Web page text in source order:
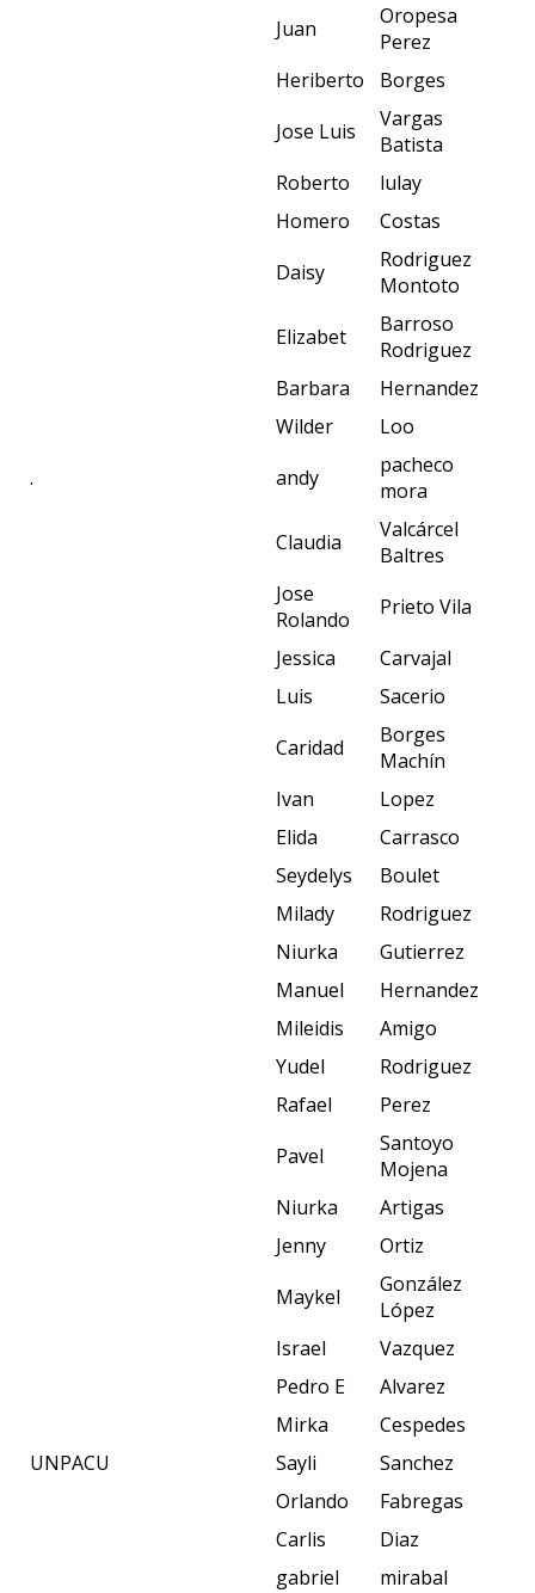
Juan
Oropesa
Perez
Heriberto
Borges
Jose Luis
Vargas
Batista
Roberto
lulay
Homero
Costas
Daisy
Rodriguez
Montoto
Elizabet
Barroso
Rodriguez
Barbara
Hernandez
Wilder
Loo
.
andy
pacheco
mora
Claudia
Valcárcel
Baltres
Jose
Rolando
Prieto Vila
Jessica
Carvajal
Luis
Sacerio
Caridad
Borges
Machín
Ivan
Lopez
Elida
Carrasco
Seydelys
Boulet
Milady
Rodriguez
Niurka
Gutierrez
Manuel
Hernandez
Mileidis
Amigo
Yudel
Rodriguez
Rafael
Perez
Pavel
Santoyo
Mojena
Niurka
Artigas
Jenny
Ortiz
Maykel
González
López
Israel
Vazquez
Pedro E
Alvarez
Mirka
Cespedes
UNPACU
Sayli
Sanchez
Orlando
Fabregas
Carlis
Diaz
gabriel
mirabal